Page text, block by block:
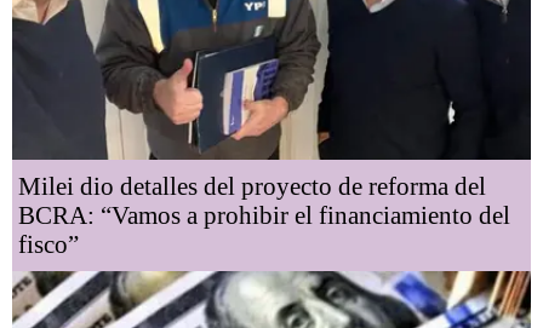
Milei dio detalles del proyecto de reforma del
BCRA: “Vamos a prohibir el financiamiento del
fisco”